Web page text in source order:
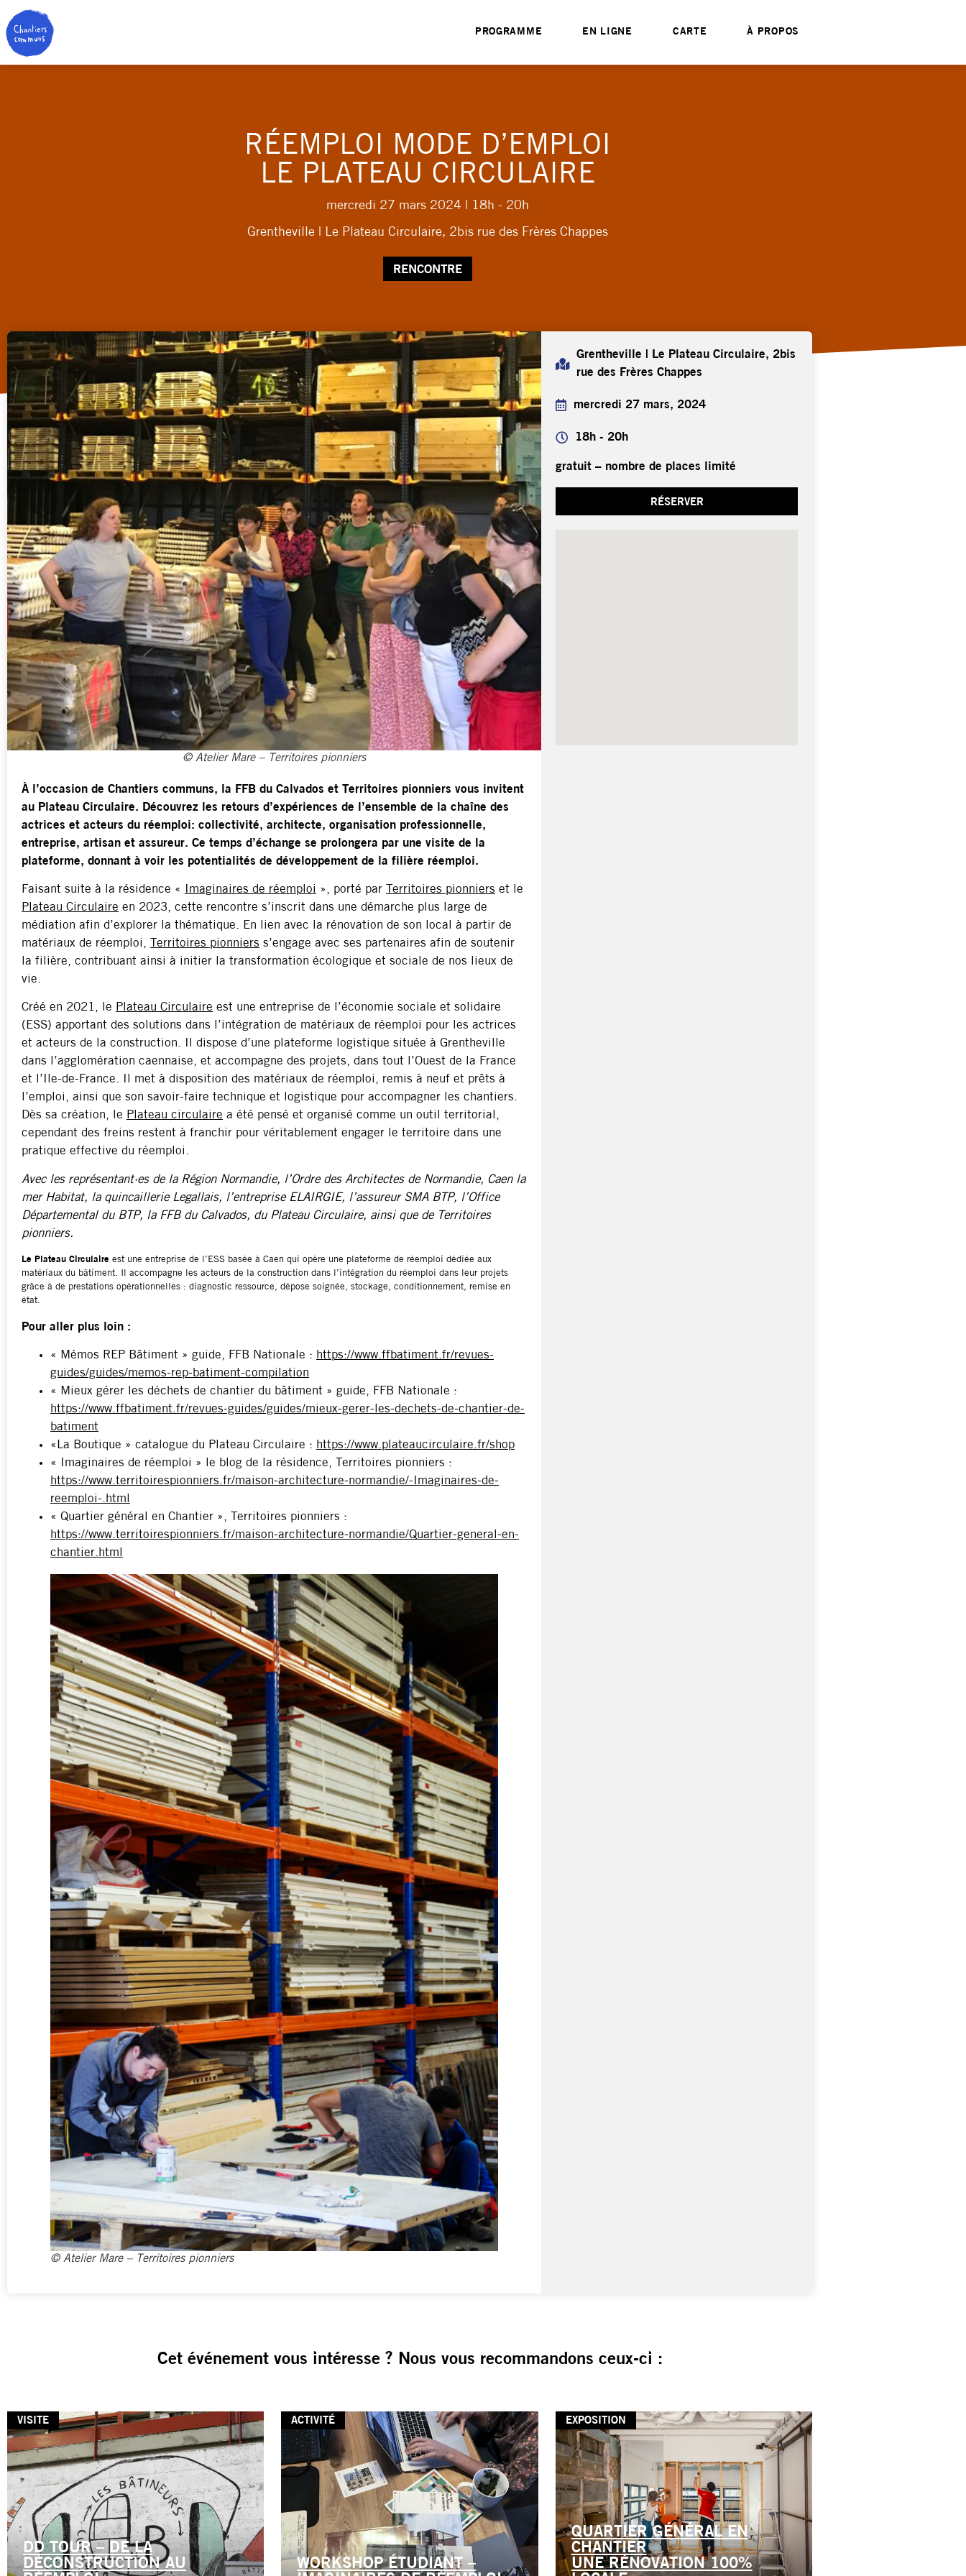
PROGRAMME EN LIGNE CARTE À PROPOS
RÉEMPLOI MODE D’EMPLOI
LE PLATEAU CIRCULAIRE
mercredi 27 mars 2024 | 18h - 20h
Grentheville | Le Plateau Circulaire, 2bis rue des Frères Chappes
RENCONTRE
© Atelier Mare – Territoires pionniers
À l’occasion de Chantiers communs, la FFB du Calvados et Territoires pionniers vous invitent
au Plateau Circulaire. Découvrez les retours d’expériences de l’ensemble de la chaîne des
actrices et acteurs du réemploi: collectivité, architecte, organisation professionnelle,
entreprise, artisan et assureur. Ce temps d’échange se prolongera par une visite de la
plateforme, donnant à voir les potentialités de développement de la filière réemploi.
Faisant suite à la résidence « Imaginaires de réemploi », porté par Territoires pionniers et le
Plateau Circulaire en 2023, cette rencontre s’inscrit dans une démarche plus large de
médiation afin d’explorer la thématique. En lien avec la rénovation de son local à partir de
matériaux de réemploi,
Territoires pionniers s’engage avec ses partenaires afin de soutenir
la filière, contribuant ainsi à initier la transformation écologique et sociale de nos lieux de
vie.
Créé en 2021, le Plateau Circulaire est une entreprise de l’économie sociale et solidaire
(ESS) apportant des solutions dans l’intégration de matériaux de réemploi pour les actrices
et acteurs de la construction. Il dispose d’une plateforme logistique située à Grentheville
dans l’agglomération caennaise, et accompagne des projets, dans tout l’Ouest de la France
et l’Ile-de-France. Il met à disposition des matériaux de réemploi, remis à neuf et prêts à
l’emploi, ainsi que son savoir-faire technique et logistique pour accompagner les chantiers.
Dès sa création, le Plateau circulaire a été pensé et organisé comme un outil territorial,
cependant des freins restent à franchir pour véritablement engager le territoire dans une
pratique effective du réemploi.
Avec les représentant·es de la Région Normandie, l’Ordre des Architectes de Normandie, Caen la
mer Habitat, la quincaillerie Legallais, l’entreprise ELAIRGIE, l’assureur SMA BTP, l’Office
Départemental du BTP, la FFB du Calvados, du Plateau Circulaire, ainsi que de Territoires
pionniers.
Le Plateau Circulaire est une entreprise de l’ESS basée à Caen qui opère une plateforme de réemploi dédiée aux
matériaux du bâtiment. Il accompagne les acteurs de la construction dans l’intégration du réemploi dans leur projets
grâce à de prestations opérationnelles : diagnostic ressource, dépose soignée, stockage, conditionnement, remise en
état.
Pour aller plus loin :
« Mémos REP Bâtiment » guide, FFB Nationale : https://www.ffbatiment.fr/revues-
guides/guides/memos-rep-batiment-compilation
« Mieux gérer les déchets de chantier du bâtiment » guide, FFB Nationale :
https://www.ffbatiment.fr/revues-guides/guides/mieux-gerer-les-dechets-de-chantier-de-
batiment
«La Boutique » catalogue du Plateau Circulaire : https://www.plateaucirculaire.fr/shop
« Imaginaires de réemploi » le blog de la résidence, Territoires pionniers :
https://www.territoirespionniers.fr/maison-architecture-normandie/-Imaginaires-de-
reemploi-.html
« Quartier général en Chantier », Territoires pionniers :
https://www.territoirespionniers.fr/maison-architecture-normandie/Quartier-general-en-
chantier.html
© Atelier Mare – Territoires pionniers
Grentheville | Le Plateau Circulaire, 2bis
rue des Frères Chappes
mercredi 27 mars, 2024
18h - 20h
gratuit – nombre de places limité
RÉSERVER
Cet événement vous intéresse ? Nous vous recommandons ceux-ci :
VISITE
DD TOUR – DE LA
DÉCONSTRUCTION AU
ACTIVITÉ
WORKSHOP ÉTUDIANT –
EXPOSITION
QUARTIER GÉNÉRAL EN
CHANTIER
UNE RÉNOVATION 100%